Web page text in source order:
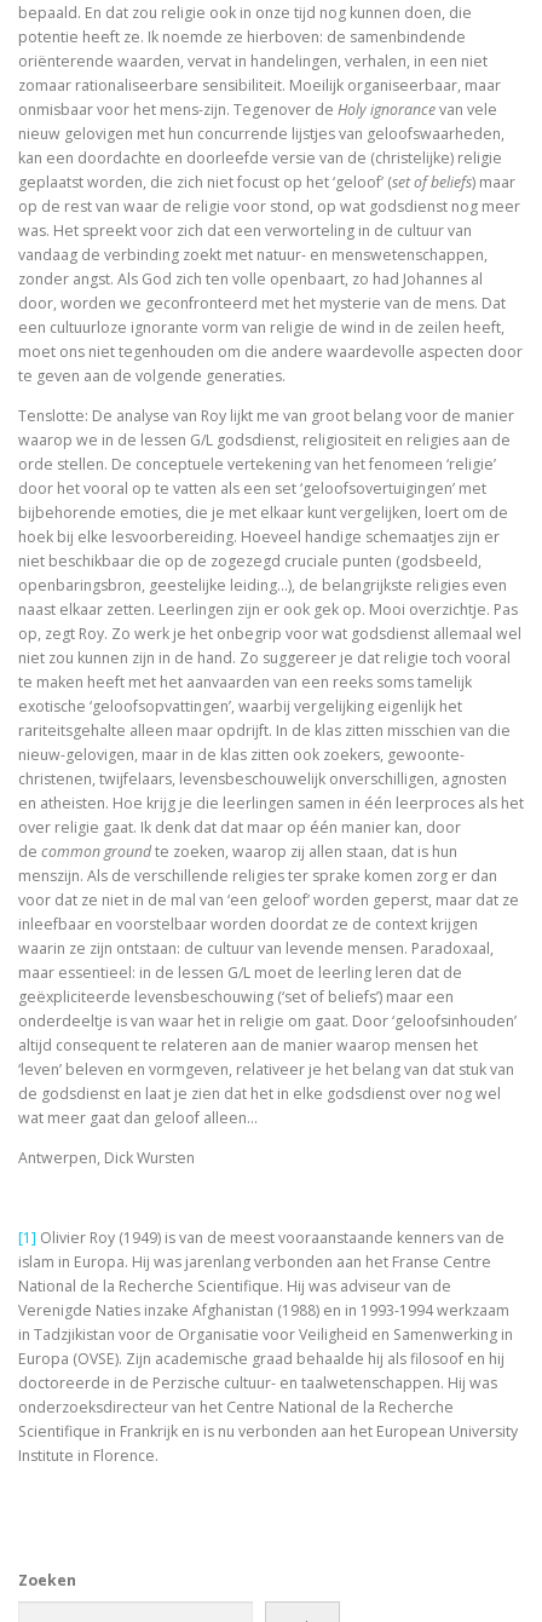
bepaald. En dat zou religie ook in onze tijd nog kunnen doen, die
potentie heeft ze. Ik noemde ze hierboven: de samenbindende
oriënterende waarden, vervat in handelingen, verhalen, in een niet
zomaar rationaliseerbare sensibiliteit. Moeilijk organiseerbaar, maar
onmisbaar voor het mens-zijn. Tegenover de Holy ignorancevan vele
nieuw gelovigen met hun concurrende lijstjes van geloofswaarheden,
kan een doordachte en doorleefde versie van de (christelijke) religie
geplaatst worden, die zich niet focust op het ‘geloof’ (set of beliefs) maar
op de rest van waar de religie voor stond, op wat godsdienst nog meer
was. Het spreekt voor zich dat een verworteling in de cultuur van
vandaag de verbinding zoekt met natuur- en menswetenschappen,
zonder angst. Als God zich ten volle openbaart, zo had Johannes al
door, worden we geconfronteerd met het mysterie van de mens. Dat
een cultuurloze ignorante vorm van religie de wind in de zeilen heeft,
moet ons niet tegenhouden om die andere waardevolle aspecten door
te geven aan de volgende generaties.
Tenslotte: De analyse van Roy lijkt me van groot belang voor de manier
waarop we in de lessen G/L godsdienst, religiositeit en religies aan de
orde stellen. De conceptuele vertekening van het fenomeen ‘religie’
door het vooral op te vatten als een set ‘geloofsovertuigingen’ met
bijbehorende emoties, die je met elkaar kunt vergelijken, loert om de
hoek bij elke lesvoorbereiding. Hoeveel handige schemaatjes zijn er
niet beschikbaar die op de zogezegd cruciale punten (godsbeeld,
openbaringsbron, geestelijke leiding…), de belangrijkste religies even
naast elkaar zetten. Leerlingen zijn er ook gek op. Mooi overzichtje. Pas
op, zegt Roy. Zo werk je het onbegrip voor wat godsdienst allemaal wel
niet zou kunnen zijn in de hand. Zo suggereer je dat religie toch vooral
te maken heeft met het aanvaarden van een reeks soms tamelijk
exotische ‘geloofsopvattingen’, waarbij vergelijking eigenlijk het
rariteitsgehalte alleen maar opdrijft. In de klas zitten misschien van die
nieuw-gelovigen, maar in de klas zitten ook zoekers, gewoonte-
christenen, twijfelaars, levensbeschouwelijk onverschilligen, agnosten
en atheisten. Hoe krijg je die leerlingen samen in één leerproces als het
over religie gaat. Ik denk dat dat maar op één manier kan, door
de common groundte zoeken, waarop zij allen staan, dat is hun
menszijn. Als de verschillende religies ter sprake komen zorg er dan
voor dat ze niet in de mal van ‘een geloof’ worden geperst, maar dat ze
inleefbaar en voorstelbaar worden doordat ze de context krijgen
waarin ze zijn ontstaan: de cultuur van levende mensen. Paradoxaal,
maar essentieel: in de lessen G/L moet de leerling leren dat de
geëxpliciteerde levensbeschouwing (‘set of beliefs’) maar een
onderdeeltje is van waar het in religie om gaat. Door ‘geloofsinhouden’
altijd consequent te relateren aan de manier waarop mensen het
‘leven’ beleven en vormgeven, relativeer je het belang van dat stuk van
de godsdienst en laat je zien dat het in elke godsdienst over nog wel
wat meer gaat dan geloof alleen…
Antwerpen, Dick Wursten
[1] Olivier Roy (1949) is van de meest vooraanstaande kenners van de
islam in Europa. Hij was jarenlang verbonden aan het Franse Centre
National de la Recherche Scientifique. Hij was adviseur van de
Verenigde Naties inzake Afghanistan (1988) en in 1993-1994 werkzaam
in Tadzjikistan voor de Organisatie voor Veiligheid en Samenwerking in
Europa (OVSE). Zijn academische graad behaalde hij als filosoof en hij
doctoreerde in de Perzische cultuur- en taalwetenschappen. Hij was
onderzoeksdirecteur van het Centre National de la Recherche
Scientifique in Frankrijk en is nu verbonden aan het European University
Institute in Florence.
Zoeken